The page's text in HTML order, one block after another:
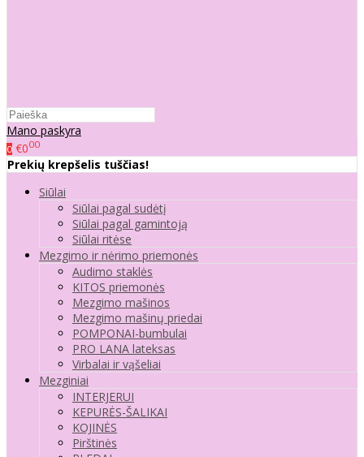
Mano paskyra
0 €000
Prekių krepšelis tuščias!
Siūlai
Siūlai pagal sudėtį
Siūlai pagal gamintoją
Siūlai ritėse
Mezgimo ir nėrimo priemonės
Audimo staklės
KITOS priemonės
Mezgimo mašinos
Mezgimo mašinų priedai
POMPONAI-bumbulai
PRO LANA lateksas
Virbalai ir vąšeliai
Mezginiai
INTERJERUI
KEPURĖS-ŠALIKAI
KOJINĖS
Pirštinės